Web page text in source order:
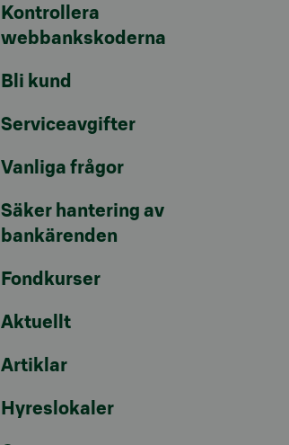
Kontrollera
webbankskoderna
Bli kund
Serviceavgifter
Vanliga frågor
Säker hantering av
bankärenden
Fondkurser
Aktuellt
Artiklar
Hyreslokaler